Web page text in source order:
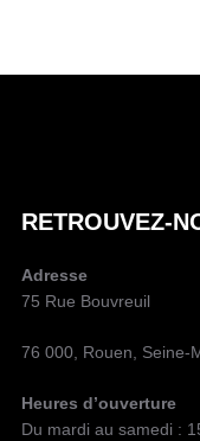
U
D
E
A
U
B
RETROUVEZ-
Adresse
75 Rue Bouvreuil
76 000, Rouen, Seine-
Heures d’ouverture
Du mardi au samedi :